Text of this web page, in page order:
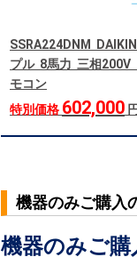
SSRA224DNM
プル 8馬力 三相200V
モコン
特別価格 602,000
機器のみご購入
機器のみご